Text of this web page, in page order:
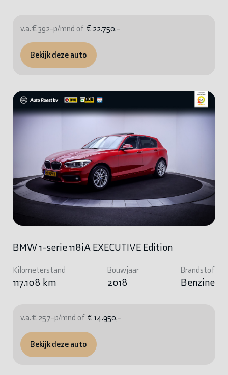
v.a. € 392-p/mnd of € 22.750,-
Bekijk deze auto
BMW 1-serie 118iA EXECUTIVE Edition
Kilometerstand
117.108 km
Bouwjaar
2018
Brandstof
Benzine
v.a. € 257-p/mnd of € 14.950,-
Bekijk deze auto